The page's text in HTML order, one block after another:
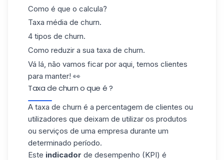
Como é que o calcula?
Taxa média de churn.
4 tipos de churn.
Como reduzir a sua taxa de churn.
Vá lá, não vamos ficar por aqui, temos clientes
para manter! 👀
Taxa de churn o que é ?
A taxa de churn é a percentagem de clientes ou
utilizadores que deixam de utilizar os produtos
ou serviços de uma empresa durante um
determinado período.
Este indicador de desempenho (KPI) é